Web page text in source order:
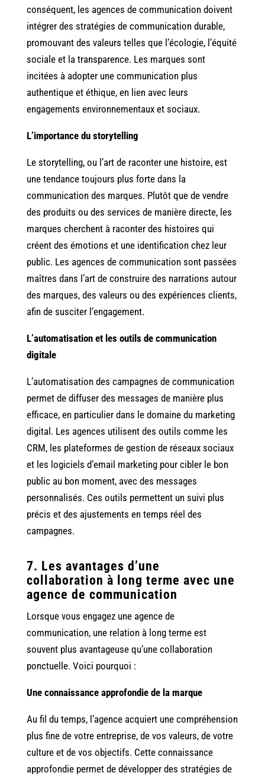
conséquent, les agences de communication doivent
intégrer des stratégies de communication durable,
promouvant des valeurs telles que l’écologie, l’équité
sociale et la transparence. Les marques sont
incitées à adopter une communication plus
authentique et éthique, en lien avec leurs
engagements environnementaux et sociaux.
L’importance du storytelling
Le storytelling, ou l’art de raconter une histoire, est
une tendance toujours plus forte dans la
communication des marques. Plutôt que de vendre
des produits ou des services de manière directe, les
marques cherchent à raconter des histoires qui
créent des émotions et une identification chez leur
public. Les agences de communication sont passées
maîtres dans l’art de construire des narrations autour
des marques, des valeurs ou des expériences clients,
afin de susciter l’engagement.
L’automatisation et les outils de communication
digitale
L’automatisation des campagnes de communication
permet de diffuser des messages de manière plus
efficace, en particulier dans le domaine du marketing
digital. Les agences utilisent des outils comme les
CRM, les plateformes de gestion de réseaux sociaux
et les logiciels d’email marketing pour cibler le bon
public au bon moment, avec des messages
personnalisés. Ces outils permettent un suivi plus
précis et des ajustements en temps réel des
campagnes.
7. Les avantages d’une
collaboration à long terme avec une
agence de communication
Lorsque vous engagez une agence de
communication, une relation à long terme est
souvent plus avantageuse qu’une collaboration
ponctuelle. Voici pourquoi :
Une connaissance approfondie de la marque
Au fil du temps, l’agence acquiert une compréhension
plus fine de votre entreprise, de vos valeurs, de votre
culture et de vos objectifs. Cette connaissance
approfondie permet de développer des stratégies de